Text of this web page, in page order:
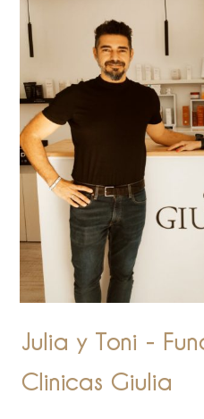
Julia y Toni -
Clinicas Giulia